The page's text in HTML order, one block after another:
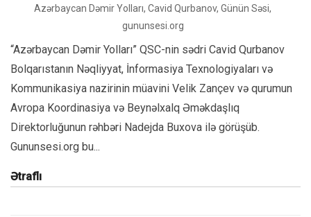
Azərbaycan Dəmir Yolları, Cavid Qurbanov, Günün Səsi,
gununsesi.org
“Azərbaycan Dəmir Yolları” QSC-nin sədri Cavid Qurbanov
Bolqarıstanın Nəqliyyat, İnformasiya Texnologiyaları və
Kommunikasiya nazirinin müavini Velik Zançev və qurumun
Avropa Koordinasiya və Beynəlxalq Əməkdaşlıq
Direktorluğunun rəhbəri Nadejda Buxova ilə görüşüb.
Gununsesi.org bu...
Ətraflı